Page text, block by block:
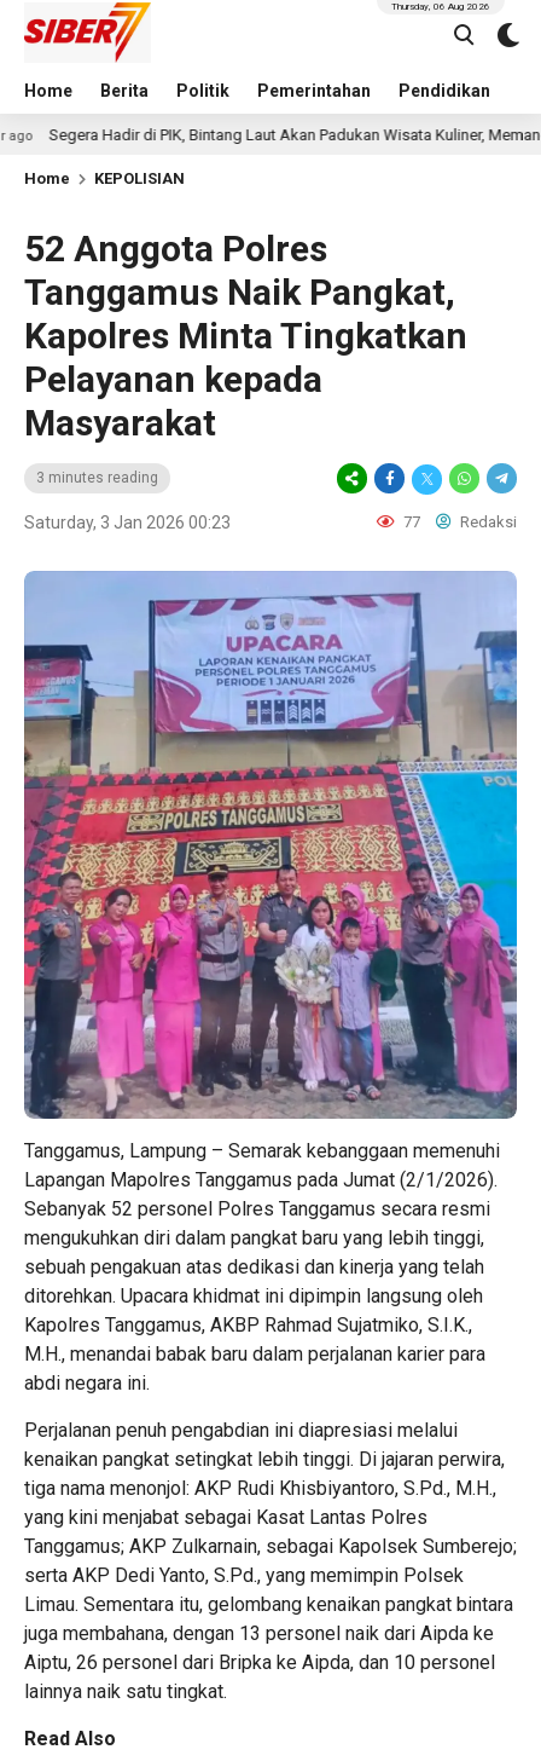
Home Berita Politik Pemerintahan Pendidikan
Thursday, 06 Aug 2026
Hadir di PIK, Bintang Laut Akan Padukan Wisata Kuliner, Memancing, dan
Home KEPOLISIAN
52 Anggota Polres
Tanggamus Naik Pangkat,
Kapolres Minta Tingkatkan
Pelayanan kepada
Masyarakat
3 minutes reading
Saturday, 3 Jan 2026 00:23 77 Redaksi
Tanggamus, Lampung – Semarak kebanggaan memenuhi
Lapangan Mapolres Tanggamus pada Jumat (2/1/2026).
Sebanyak 52 personel Polres Tanggamus secara resmi
mengukuhkan diri dalam pangkat baru yang lebih tinggi,
sebuah pengakuan atas dedikasi dan kinerja yang telah
ditorehkan. Upacara khidmat ini dipimpin langsung oleh
Kapolres Tanggamus, AKBP Rahmad Sujatmiko, S.I.K.,
M.H., menandai babak baru dalam perjalanan karier para
abdi negara ini.
Perjalanan penuh pengabdian ini diapresiasi melalui
kenaikan pangkat setingkat lebih tinggi. Di jajaran perwira,
tiga nama menonjol: AKP Rudi Khisbiyantoro, S.Pd., M.H.,
yang kini menjabat sebagai Kasat Lantas Polres
Tanggamus; AKP Zulkarnain, sebagai Kapolsek Sumberejo;
serta AKP Dedi Yanto, S.Pd., yang memimpin Polsek
Limau. Sementara itu, gelombang kenaikan pangkat bintara
juga membahana, dengan 13 personel naik dari Aipda ke
Aiptu, 26 personel dari Bripka ke Aipda, dan 10 personel
lainnya naik satu tingkat.
Read Also